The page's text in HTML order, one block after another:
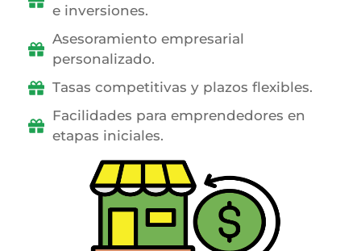
e inversiones.
Asesoramiento empresarial
personalizado.
Tasas competitivas y plazos flexibles.
Facilidades para emprendedores en
etapas iniciales.